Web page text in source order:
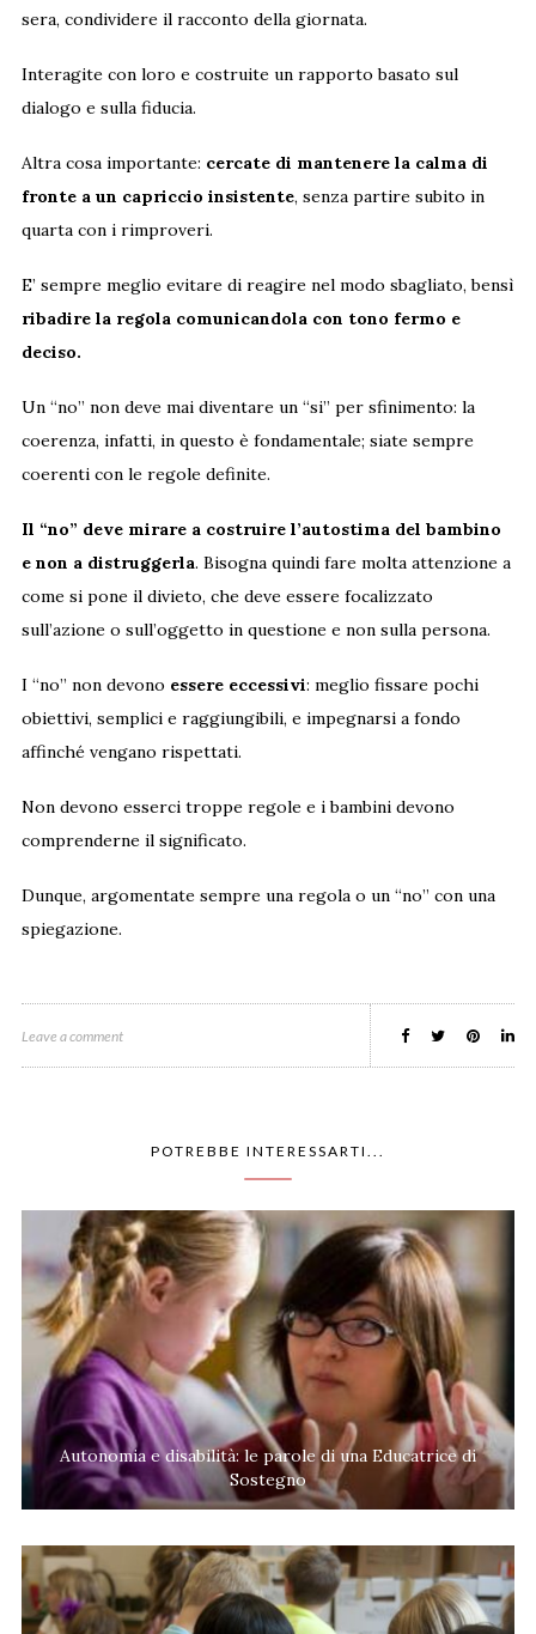
sera, condividere il racconto della giornata.
Interagite con loro e costruite un rapporto basato sul
dialogo e sulla fiducia.
Altra cosa importante: cercate di mantenere la calma di
fronte a un capriccio insistente, senza partire subito in
quarta con i rimproveri.
E’ sempre meglio evitare di reagire nel modo sbagliato, bensì
ribadire la regola comunicandola con tono fermo e
deciso.
Un “no” non deve mai diventare un “si” per sfinimento: la
coerenza, infatti, in questo è fondamentale; siate sempre
coerenti con le regole definite.
Il “no” deve mirare a costruire l’autostima del bambino
e non a distruggerla. Bisogna quindi fare molta attenzione a
come si pone il divieto, che deve essere focalizzato
sull’azione o sull’oggetto in questione e non sulla persona.
I “no” non devono essere eccessivi: meglio fissare pochi
obiettivi, semplici e raggiungibili, e impegnarsi a fondo
affinché vengano rispettati.
Non devono esserci troppe regole e i bambini devono
comprenderne il significato.
Dunque, argomentate sempre una regola o un “no” con una
spiegazione.
Leave a comment
POTREBBE INTERESSARTI...
Autonomia e disabilità: le parole di una Educatrice di
Sostegno